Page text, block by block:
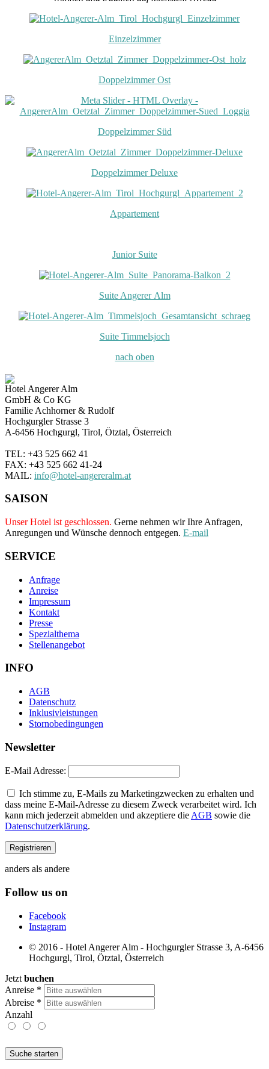
Einzelzimmer
Doppelzimmer Ost
Doppelzimmer Süd
Doppelzimmer Deluxe
Appartement
Junior Suite
Suite Angerer Alm
Suite Timmelsjoch
nach oben
Hotel Angerer Alm
GmbH & Co KG
Familie Achhorner & Rudolf
Hochgurgler Strasse 3
A-6456 Hochgurgl, Tirol, Ötztal, Österreich
TEL: +43 525 662 41
FAX: +43 525 662 41-24
MAIL: info@hotel-angereralm.at
SAISON
Unser Hotel ist geschlossen. Gerne nehmen wir Ihre Anfragen,
Anregungen und Wünsche dennoch entgegen. E-mail
SERVICE
Anfrage
Anreise
Impressum
Kontakt
Presse
Spezialthema
Stellenangebot
INFO
AGB
Datenschutz
Inklusivleistungen
Stornobedingungen
Newsletter
E-Mail Adresse:
Ich stimme zu, E-Mails zu Marketingzwecken zu erhalten und
dass meine E-Mail-Adresse zu diesem Zweck verarbeitet wird. Ich
kann mich jederzeit abmelden und akzeptiere dieAGB sowie die
Datenschutzerklärung.
anders als andere
Follow us on
Facebook
Instagram
© 2016 - Hotel Angerer Alm - Hochgurgler Strasse 3, A-6456
Hochgurgl, Tirol, Ötztal, Österreich
Jetzt buchen
Anreise *
Abreise *
Anzahl
Suche starten